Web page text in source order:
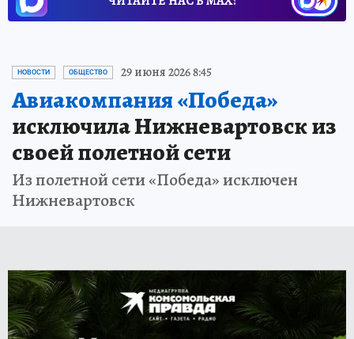
НОВОСТИ ОБЩЕСТВО 29 июня 2026 8:45
Авиакомпания «Победа»
исключила Нижневартовск из
своей полетной сети
Из полетной сети «Победа» исключен
Нижневартовск